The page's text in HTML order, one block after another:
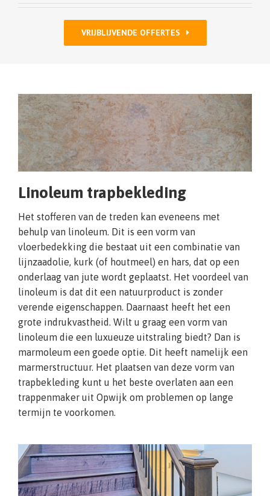
VRIJBLIJVENDE OFFERTES
Linoleum trapbekleding
Het stofferen van de treden kan eveneens met
behulp van linoleum. Dit is een vorm van
vloerbedekking die bestaat uit een combinatie van
lijnzaadolie, kurk (of houtmeel) en hars, dat op een
onderlaag van jute wordt geplaatst. Het voordeel van
linoleum is dat dit een natuurproduct is zonder
verende eigenschappen. Daarnaast heeft het een
grote indrukvastheid. Wilt u graag een vorm van
linoleum die een luxueuze uitstraling biedt? Dan is
marmoleum een goede optie. Dit heeft namelijk een
marmerstructuur. Het plaatsen van deze vorm van
trapbekleding kunt u het beste overlaten aan een
trappenmaker uit Opwijk om problemen op lange
termijn te voorkomen.